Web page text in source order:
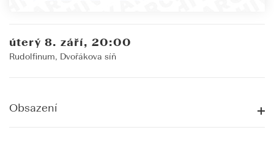
úterý 8. září, 20:00
Rudolfinum, Dvořákova síň
Obsazení